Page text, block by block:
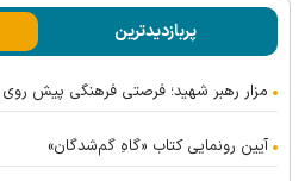
پربازدیدترین
مزار رهبر شهید؛ فرصتی فرهنگی پیش
آیین رونمایی کتاب «گاهِ گم‌شدگان»